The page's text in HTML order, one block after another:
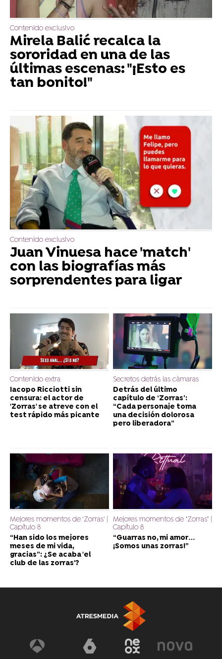
Contenido exclusivo
Mirela Balić recalca la
sororidad en una de las
últimas escenas: "¡Esto es
tan bonito!"
Contenido exclusivo
Juan Vinuesa hace 'match'
con las biografías más
sorprendentes para ligar
Contenido extra
Iacopo Ricciotti sin
censura: el actor de
'Zorras' se atreve con el
test rápido más picante
Secretos detrás las cámaras
Detrás del último
capítulo de ‘Zorras’:
“Cada personaje toma
una decisión dolorosa
pero liberadora”
Mejores momentos de 'Zorras' |
Capítulo 8
“Han sido los mejores
meses de mi vida,
gracias”: ¿Se acaba 'el
club de las zorras'?
Mejores momentos de ‘Zorras’ |
Capítulo 8
“Guarras no, mi amor…
¡Somos unas zorras!”